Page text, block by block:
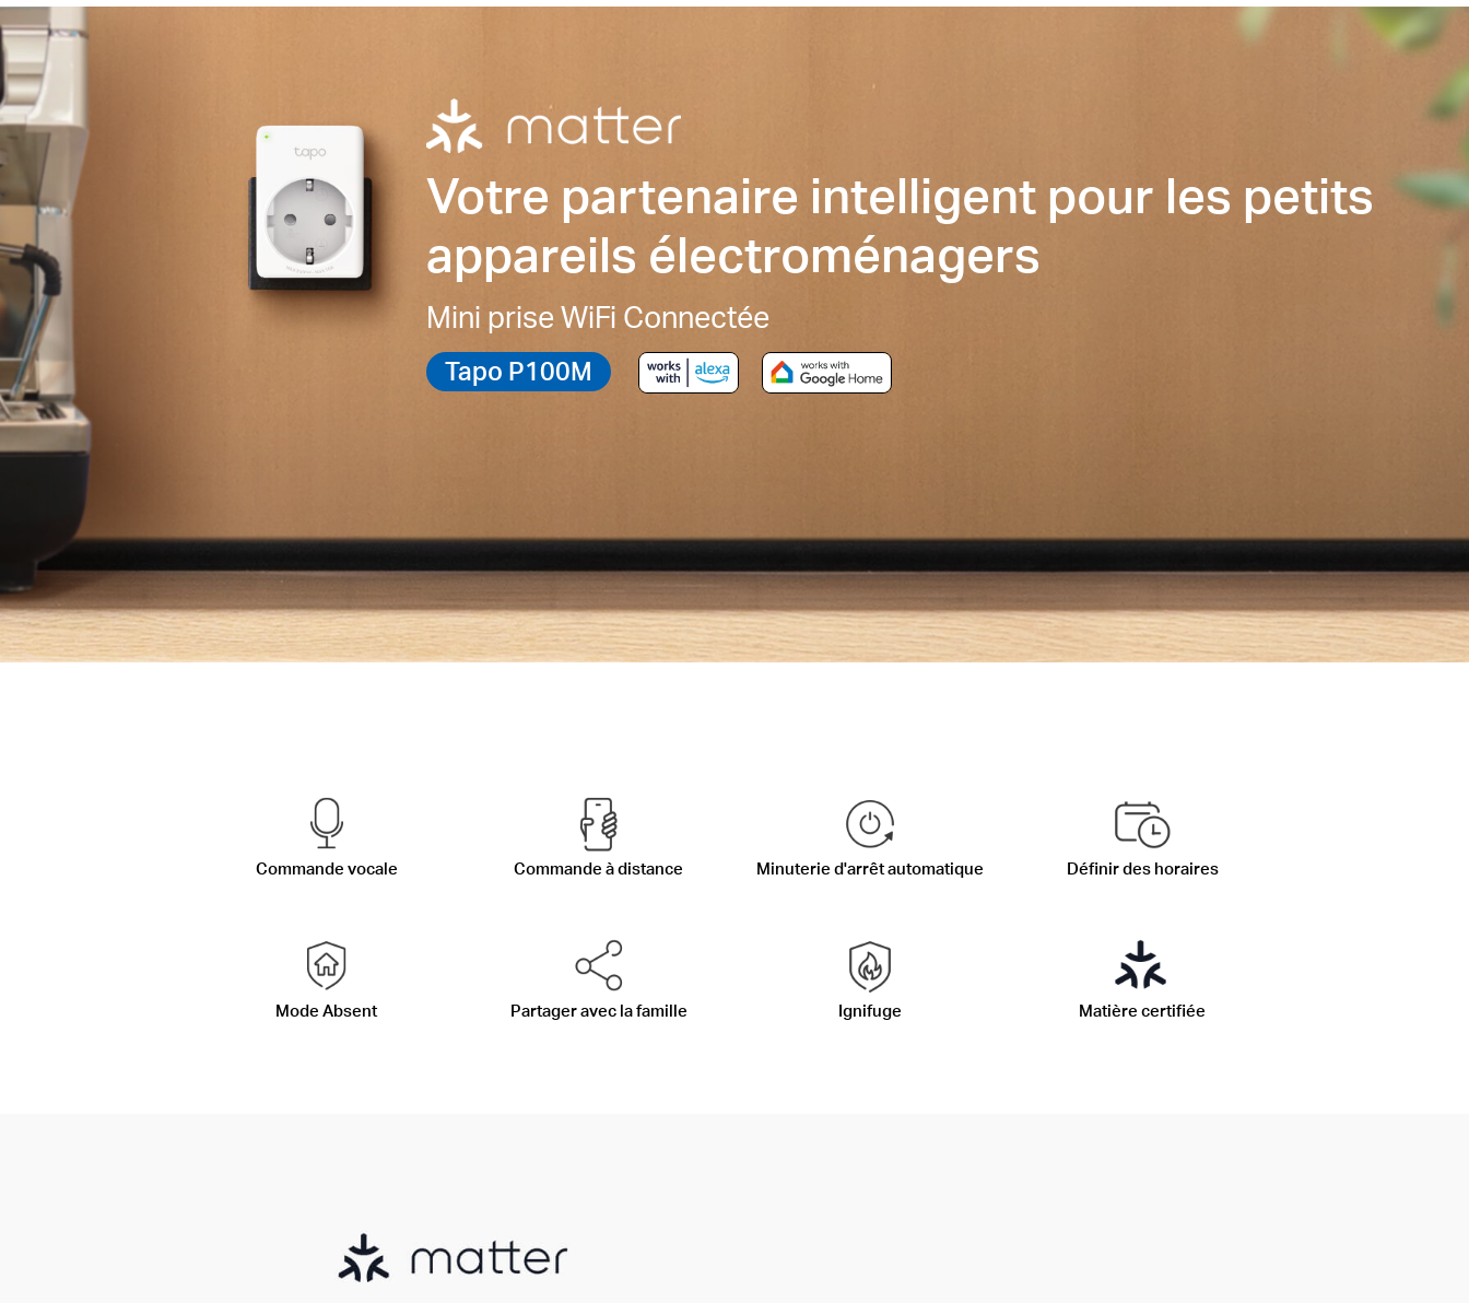
Votre partenaire intelligent pour les petits
appareils électroménagers
Mini prise WiFi Connectée
Tapo P100M
Commande vocale Commande à distance Minuterie d'arrêt automatique Définir des horaires
Mode Absent Partager avec la famille Ignifuge Matière certifiée